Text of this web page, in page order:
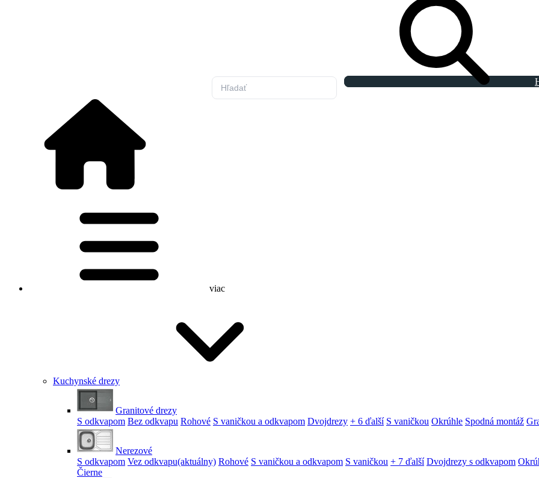
viac
Kuchynské drezy
Granitové drezy
S odkvapom Bez odkvapu Rohové S vaničkou a odkvapom Dvojdrezy + 6 ďalší S vaničkou Okrúhle Spodná montáž
Nerezové
S odkvapom Vez odkvapu(aktuálny) Rohové S vaničkou a odkvapom S vaničkou + 7 ďalší Dvojdrezy s odkvapom
Čierne